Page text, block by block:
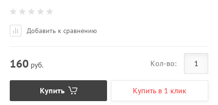
Добавить к сравнению
160 руб. Кол-во:
Купить Купить в 1 клик